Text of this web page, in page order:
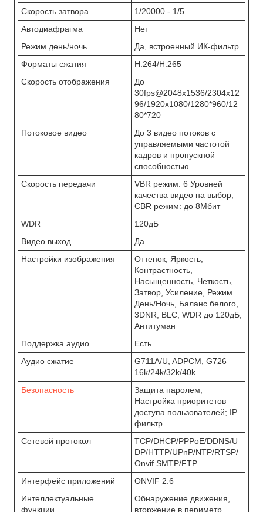
Скорость затвора
1/20000 - 1/5
Автодиафрагма
Нет
Режим день/ночь
Да, встроенный ИК-фильтр
Форматы сжатия
Н.264/H.265
Скорость отображения
До
30fps@2048х1536/2304х12
96/1920х1080/1280*960/12
80*720
Потоковое видео
До 3 видео потоков с
управляемыми частотой
кадров и пропускной
способностью
Скорость передачи
VBR режим: 6 Уровней
качества видео на выбор;
CBR режим: до 8Мбит
WDR
120дБ
Видео выход
Да
Настройки изображения
Оттенок, Яркость,
Контрастность,
Насыщенность, Четкость,
Затвор, Усиление, Режим
День/Ночь, Баланс белого,
3DNR, BLC, WDR до 120дБ,
Антитуман
Поддержка аудио
Есть
Аудио сжатие
G711A/U, ADPCM, G726
16k/24k/32k/40k
Безопасность
Защита паролем;
Настройка приоритетов
доступа пользователей; IP
фильтр
Сетевой протокол
TCP/DHCP/PPPoE/DDNS/U
DP/HTTP/UPnP/NTP/RTSP/
Onvif SMTP/FTP
Интерфейс приложений
ONVIF 2.6
Интеллектуальные
функции
Обнаружение движения,
вторжение в периметр,